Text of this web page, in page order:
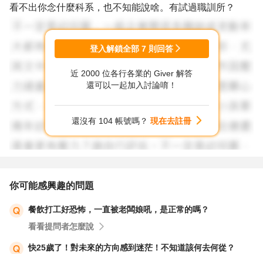
看不出你念什麼科系，也不知能說啥。有試過職訓所？
登入解鎖全部 7 則回答
近 2000 位各行各業的 Giver 解答
還可以一起加入討論唷！
還沒有 104 帳號嗎？ 現在去註冊
你可能感興趣的問題
餐飲打工好恐怖，一直被老闆娘吼，是正常的嗎？
看看提問者怎麼說
快25歲了！對未來的方向感到迷茫！不知道該何去何從？